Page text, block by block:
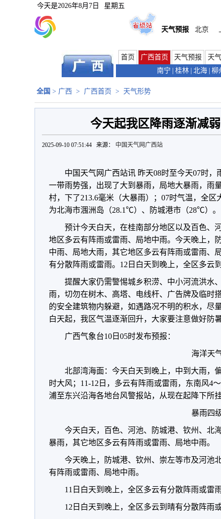
今天是2026年8月7日 星期五
天气预报 北京
首页 广西首页 天气预报
天
南宁
桂林 北海 柳
全国 > 广西 > 广西首页 > 天气形势
今天起我区降雨逐渐减
2025-09-10 07:51:44 来源： 中国天气网广西站
中国天气网广西站讯 昨天08时至今天07时
一带雨势强，出现了大到暴雨，局地大暴雨，雨
村，下了213.6毫米（大暴雨）；07时气温，全
为北海市涠洲岛（28.1℃）、防城港市（28℃）。
预计今天白天，在桂南部分地区以及百色、
地区多云有阵雨或雷雨、局地中雨。 今天晚上，
中雨、局地大雨，其它地区多云有阵雨或雷雨、
有分散阵雨或雷雨。12日白天到晚上，全区多云
提醒大家仍需警惕城乡积涝、中小河流洪水
雨，切勿在树木、高塔、电线杆、广告牌及临时
的安全建筑物内躲避，如遇路况不明的积水，尽
白天起，我区气温逐渐回升，大家要注意做好防
广西气象台10日05时发布预报：
海洋天气
北部湾海面：今天白天到晚上，中到大雨，
时大风；11-12日，多云有阵雨或雷雨，东南风4
浦至东兴沿海各地台风警报站，从现在起降下所
暴雨四级
今天白天，百色、河池、防城港、钦州、北
暴雨，其它地区多云有阵雨或雷雨、局地中雨。
今天晚上，防城港、钦州、崇左等市及河池
有阵雨或雷雨、局地中雨。
11日白天到晚上，全区多云有分散阵雨或雷
12日白天到晚上，全区多云到晴有分散阵雨